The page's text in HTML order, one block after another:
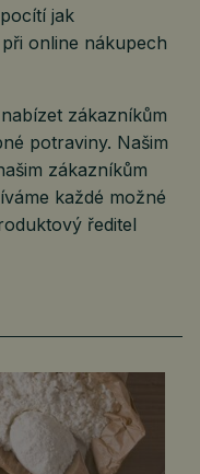
jak
online nákupech
zákazníkům
potraviny. Našim
zákazníkům
každé možné
ředitel